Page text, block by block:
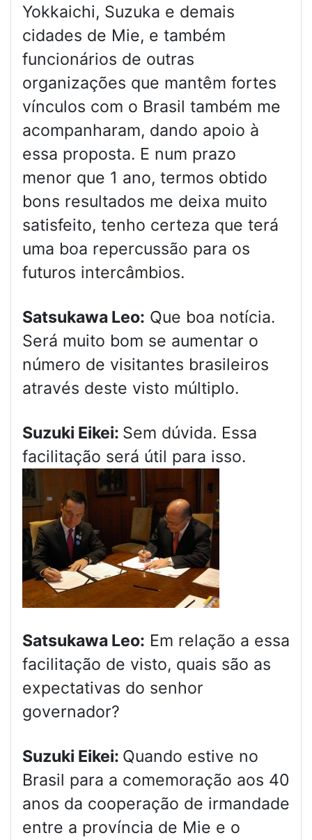
Yokkaichi, Suzuka e demais
cidades de Mie, e também
funcionários de outras
organizações que mantêm fortes
vínculos com o Brasil também me
acompanharam, dando apoio à
essa proposta. E num prazo
menor que 1 ano, termos obtido
bons resultados me deixa muito
satisfeito, tenho certeza que terá
uma boa repercussão para os
futuros intercâmbios.
Satsukawa Leo: Que boa notícia.
Será muito bom se aumentar o
número de visitantes brasileiros
através deste visto múltiplo.
Suzuki Eikei: Sem dúvida. Essa
facilitação será útil para isso.
Satsukawa Leo: Em relação a essa
facilitação de visto, quais são as
expectativas do senhor
governador?
Suzuki Eikei: Quando estive no
Brasil para a comemoração aos 40
anos da cooperação de irmandade
entre a província de Mie e o